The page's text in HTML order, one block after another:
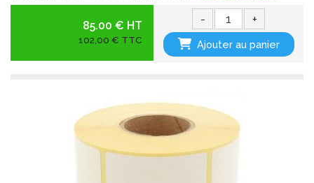
85.00 € HT
102,00 € TTC
- +
Ajouter au panier